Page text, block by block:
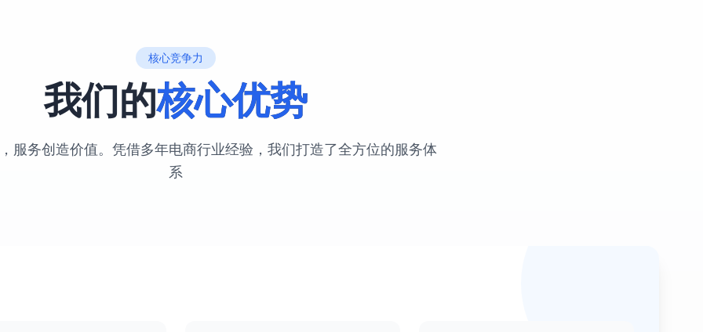
核心竞争力
我们的核心优势
服务创造价值。凭借多年电商行业经验，我们打造了全方位的服务体
系